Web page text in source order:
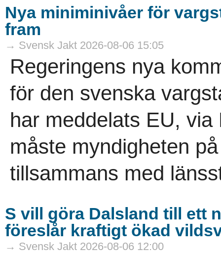
Nya miniminivåer för
fram
→ Svensk Jakt 2026-08-06 15:05
Regeringens nya
för den svenska
har meddelats EU,
måste myndigheten
tillsammans med
S vill göra Dalsland till ett
föreslår kraftigt ökad
→ Svensk Jakt 2026-08-06 12:00